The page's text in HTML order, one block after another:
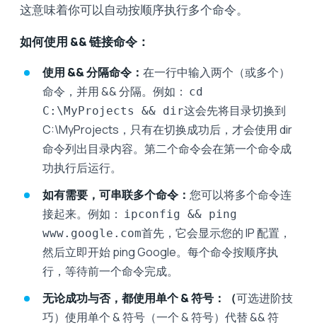
这意味着你可以自动按顺序执行多个命令。
如何使用 && 链接命令：
使用 && 分隔命令： 在一行中输入两个（或多个）
命令，并用 && 分隔。例如： cd
C:\MyProjects && dir这会先将目录切换到
C:\MyProjects，只有在切换成功后，才会使用 dir
命令列出目录内容。第二个命令会在第一个命令成
功执行后运行。
如有需要，可串联多个命令： 您可以将多个命令连
接起来。例如：
ipconfig && ping
www.google.com首先，它会显示您的 IP 配置，
然后立即开始 ping Google。每个命令按顺序执
行，等待前一个命令完成。
无论成功与否，都使用单个 & 符号：（可选进阶技
巧）使用单个 & 符号（一个 & 符号）代替 && 符